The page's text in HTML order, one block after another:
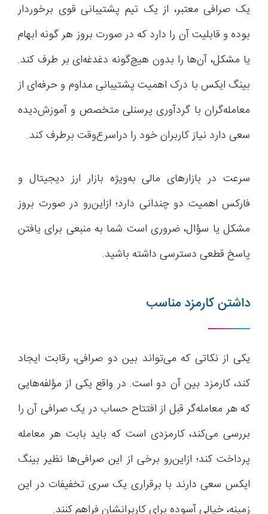
یک صرافی معتبر، از یک تیم پشتیبانی قوی برخوردار
بوده و قابلیت آن را دارد که در صورت بروز هر گونه ابهام
یا مشکل، آن‌ها را بدون هیچ‌گونه دغدغه‌ای بر طرف کند.
بینگ ایکس با درک اهمیت پشتیبانی مداوم و حرفه‌ای از
معامله‌گران با گردآوری پرسنلی متخصص و آموزش‌دیده
سعی دارد نیاز کاربران خود را دراسرع‌وقت برطرف کند.
سرعت در بازار‌های مالی به‌ویژه بازار ارز دیجیتال و
فارکس اهمیت دو چندانی دارد؛ ازاین‌رو در صورت بروز
مشکل یا سؤال، ضروری است شما به منبعی برای یافتن
پاسخ قطعی دسترسی داشته باشید.
داشتن کارمزد مناسب
یکی از نکاتی که می‌تواند بین دو صرافی، رقابت ایجاد
کند، کارمزد بین آن دو است. در واقع یکی از مؤلفه‌هایی
که هر معامله‌گر قبل از افتتاح حساب در یک صرافی آن را
بررسی می‌کند، کارمزدی است که باید بابت هر معامله
پرداخت کند؛ ازاین‌رو برخی از این صرافی‌ها نظیر بینگ
ایکس سعی دارند با برقراری یک سری تخفیفات در این
زمینه، خیالی آسوده برای کاربرانشان فراهم کنند.